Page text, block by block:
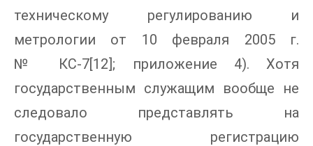
техническому регулированию и
метрологии от 10 февраля 2005 г.
№ КС-7[12]; приложение 4). Хотя
государственным служащим вообще не
следовало представлять на
государственную регистрацию